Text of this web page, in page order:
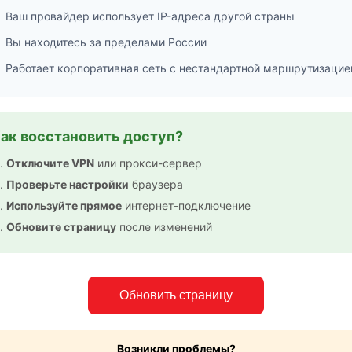
Ваш провайдер использует IP-адреса другой страны
Вы находитесь за пределами России
Работает корпоративная сеть с нестандартной
восстановить доступ?
Отключите VPN или прокси-сервер
Проверьте настройки браузера
Используйте прямое интернет-подключение
Обновите страницу после изменений
Обновить страницу
Возникли проблемы?